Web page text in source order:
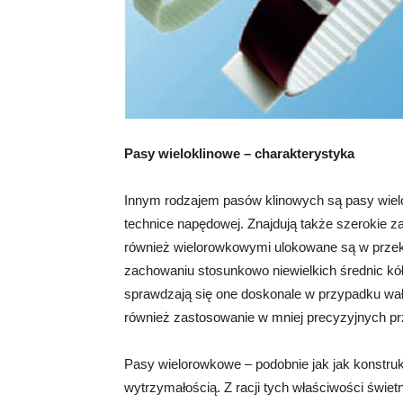
Pasy wieloklinowe – charakterystyka
Innym rodzajem pasów klinowych są pasy
technice napędowej. Znajdują także szerokie
również wielorowkowymi ulokowane są w
zachowaniu stosunkowo niewielkich średnic
sprawdzają się one doskonale w przypadku
również zastosowanie w mniej precyzyjnych
Pasy wielorowkowe – podobnie jak jak
wytrzymałością. Z racji tych właściwości